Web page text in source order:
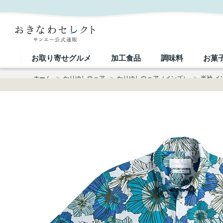
お取り寄せグルメ 加工食品 調味料 お菓
ホーム > かりゆしウェア > かりゆしウェア（メンズ） > 半袖 メ